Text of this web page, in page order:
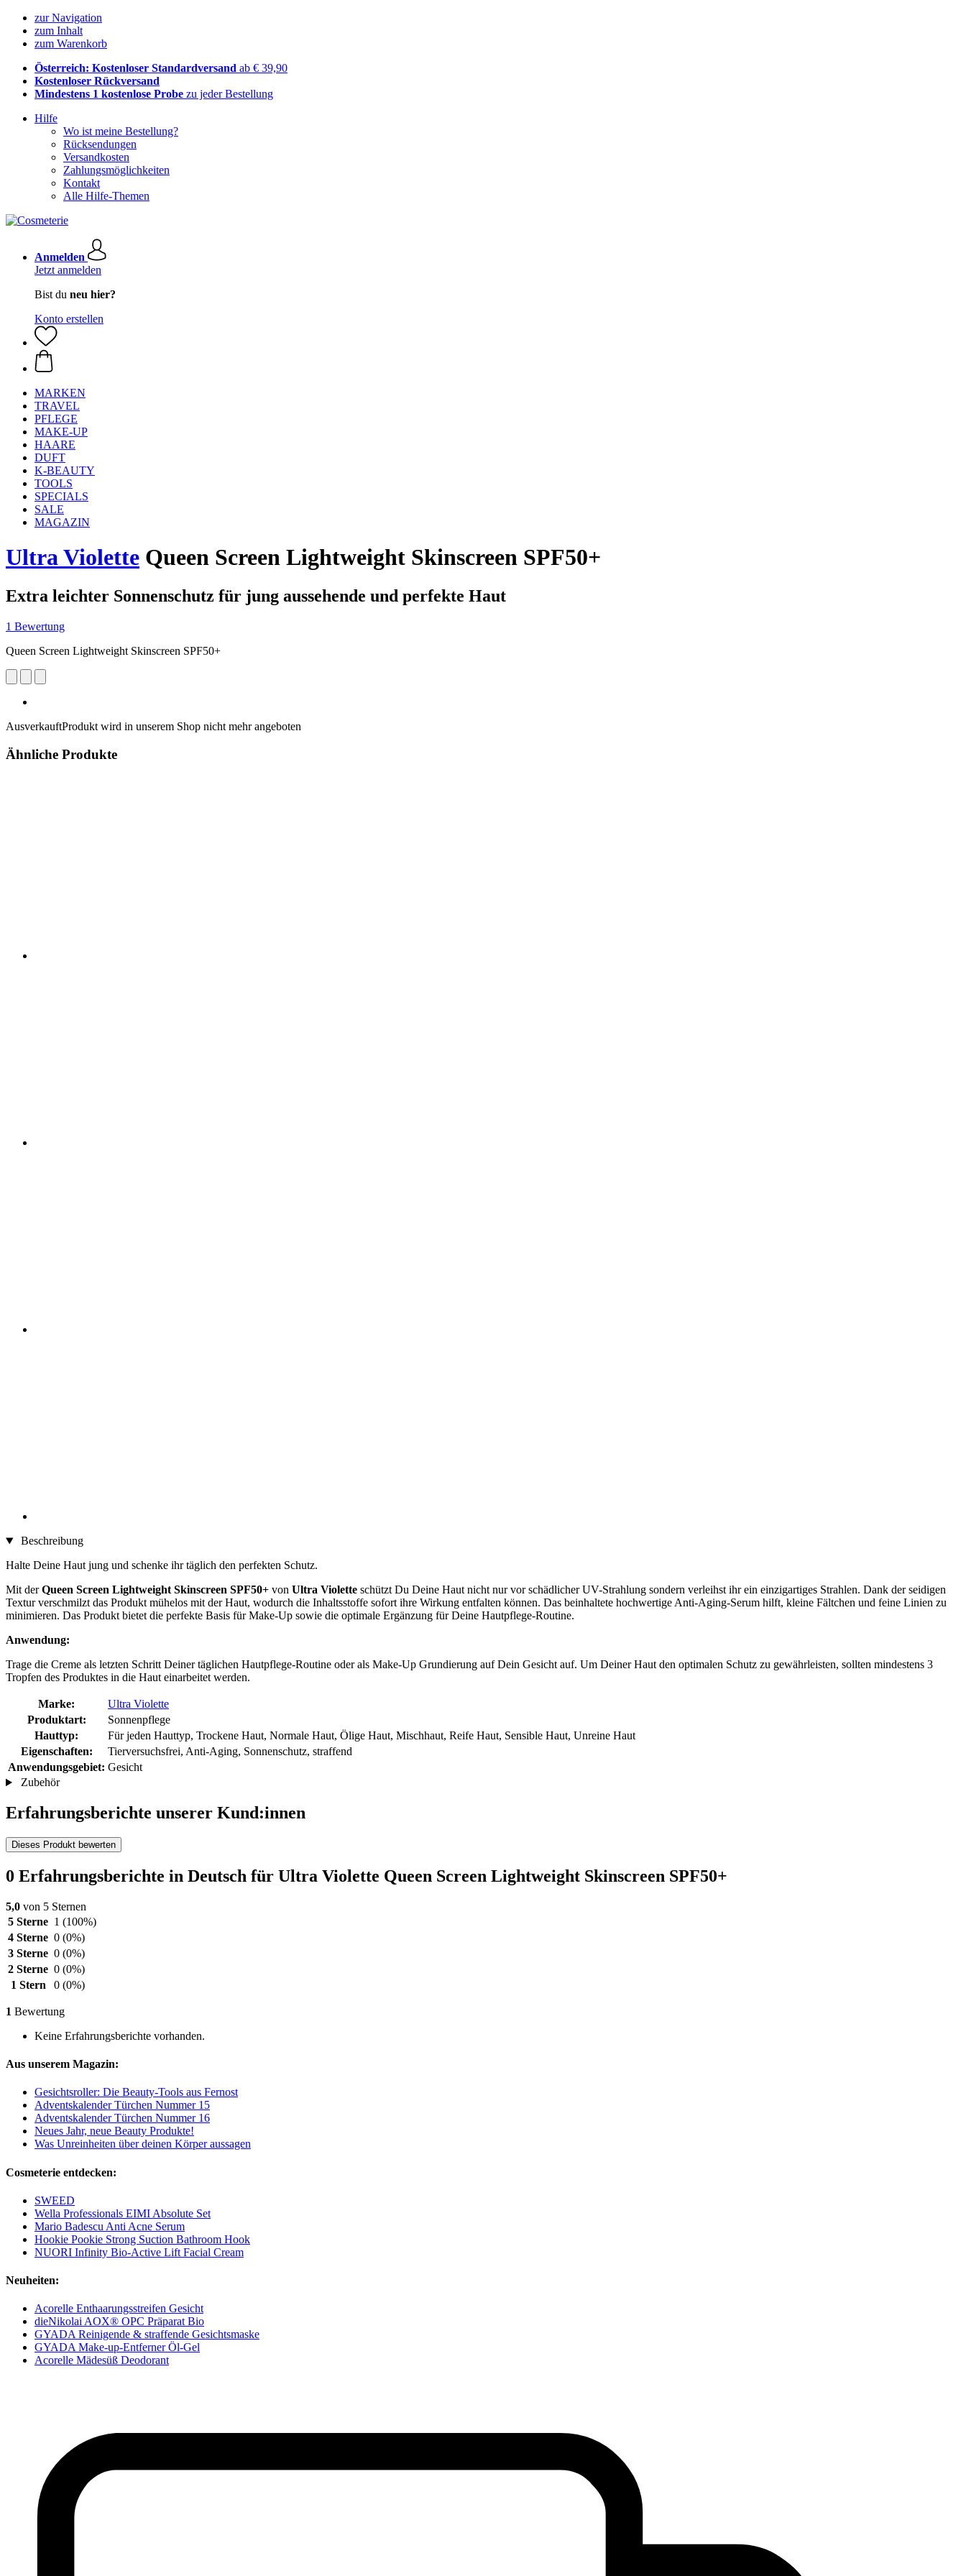
zur Navigation
zum Inhalt
zum Warenkorb
Österreich: Kostenloser Standardversand ab € 39,90
Kostenloser Rückversand
Mindestens 1 kostenlose Probe zu jeder Bestellung
Hilfe
Wo ist meine Bestellung?
Rücksendungen
Versandkosten
Zahlungsmöglichkeiten
Kontakt
Alle Hilfe-Themen
Anmelden
Jetzt anmelden
Bist du neu hier?
Konto erstellen
MARKEN
TRAVEL
PFLEGE
MAKE-UP
HAARE
DUFT
K-BEAUTY
TOOLS
SPECIALS
SALE
MAGAZIN
Ultra Violette Queen Screen Lightweight Skinscreen SPF50+
Extra leichter Sonnenschutz für jung aussehende und perfekte Haut
1 Bewertung
Queen Screen Lightweight Skinscreen SPF50+
AusverkauftProdukt wird in unserem Shop nicht mehr angeboten
Ähnliche Produkte
Beschreibung
Halte Deine Haut jung und schenke ihr täglich den perfekten Schutz.
Mit derQueen Screen Lightweight Skinscreen SPF50+ von Ultra Violette schützt Du Deine Haut nicht nur vor schädlicher UV-Strahlung sondern verleihst ihr ein einzigartiges Strahlen. Dank der seidigen
Textur verschmilzt das Produkt mühelos mit der Haut, wodurch die Inhaltsstoffe sofort ihre Wirkung entfalten können. Das beinhaltete hochwertige Anti-Aging-Serum hilft, kleine Fältchen und feine Linien zu
minimieren. Das Produkt bietet die perfekte Basis für Make-Up sowie die optimale Ergänzung für Deine Hautpflege-Routine.
Anwendung:
Trage die Creme als letzten Schritt Deiner täglichen Hautpflege-Routine oder als Make-Up Grundierung auf Dein Gesicht auf. Um Deiner Haut den optimalen Schutz zu gewährleisten, sollten mindestens 3
Tropfen des Produktes in die Haut einarbeitet werden.
Marke:
Ultra Violette
Produktart:
Sonnenpflege
Hauttyp:
Für jeden Hauttyp, Trockene Haut, Normale Haut, Ölige Haut, Mischhaut, Reife Haut, Sensible Haut, Unreine Haut
Eigenschaften:
Tierversuchsfrei, Anti-Aging, Sonnenschutz, straffend
Anwendungsgebiet: Gesicht
Zubehör
Erfahrungsberichte unserer Kund:innen
Dieses Produkt bewerten
0 Erfahrungsberichte in Deutsch für Ultra Violette Queen Screen Lightweight Skinscreen SPF50+
5,0 von 5 Sternen
5 Sterne 1 (100%)
4 Sterne 0 (0%)
3 Sterne 0 (0%)
2 Sterne 0 (0%)
1 Stern
0 (0%)
1 Bewertung
Keine Erfahrungsberichte vorhanden.
Aus unserem Magazin:
Gesichtsroller: Die Beauty-Tools aus Fernost
Adventskalender Türchen Nummer 15
Adventskalender Türchen Nummer 16
Neues Jahr, neue Beauty Produkte!
Was Unreinheiten über deinen Körper aussagen
Cosmeterie entdecken:
SWEED
Wella Professionals EIMI Absolute Set
Mario Badescu Anti Acne Serum
Hookie Pookie Strong Suction Bathroom Hook
NUORI Infinity Bio-Active Lift Facial Cream
Neuheiten:
Acorelle Enthaarungsstreifen Gesicht
dieNikolai AOX® OPC Präparat Bio
GYADA Reinigende & straffende Gesichtsmaske
GYADA Make-up-Entferner Öl-Gel
Acorelle Mädesüß Deodorant